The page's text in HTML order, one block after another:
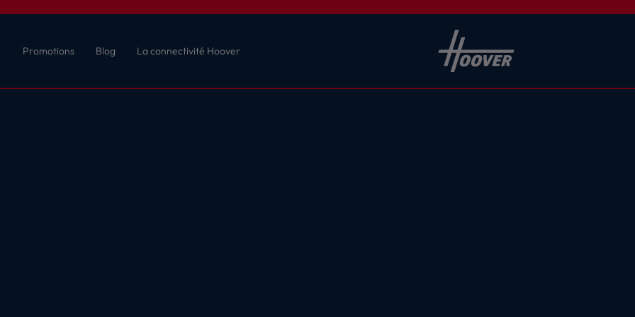
Promotions Blog La connectivité Hoover